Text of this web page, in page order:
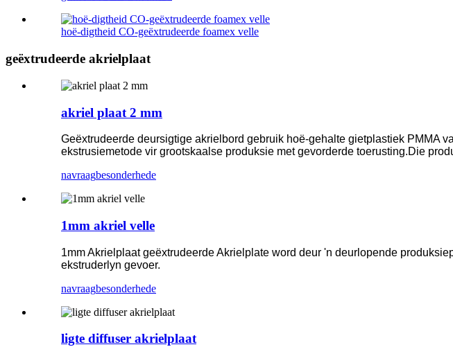
hoë-digtheid CO-geëxtrudeerde foamex velle
geëxtrudeerde akrielplaat
akriel plaat 2 mm
Geëxtrudeerde deursigtige akrielbord gebruik hoë-gehalte gietplastiek PMMA
ekstrusiemetode vir grootskaalse produksie met gevorderde toerusting.Die
navraagbesonderhede
1mm akriel velle
1mm Akrielplaat geëxtrudeerde Akrielplate word deur 'n deurlopende
ekstruderlyn gevoer.
navraagbesonderhede
ligte diffuser akrielplaat